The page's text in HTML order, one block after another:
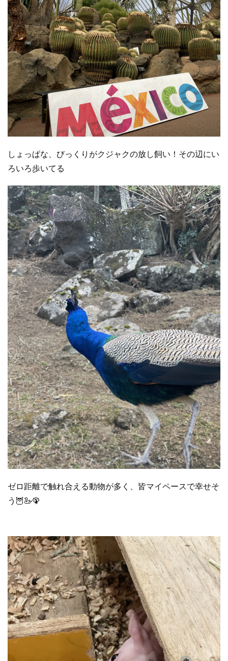
しょっぱな、びっくりがクジャクの放し飼い！その辺にい
ろいろ歩いてる
ゼロ距離で触れ合える動物が多く、皆マイペースで幸せそ
う🦉🦢🦚